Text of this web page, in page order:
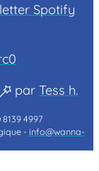
Spotify
parTess h.
8139 4997
-